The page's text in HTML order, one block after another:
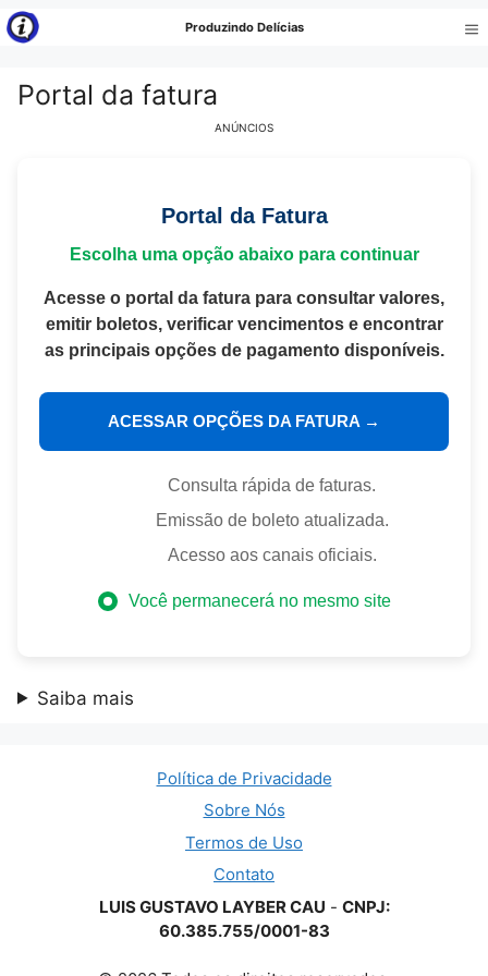
Pular
para
conteúdo
Produzindo Delícias
Portal da fatura
ANÚNCIOS
Portal da Fatura
Escolha uma opção abaixo para continuar
Acesse o portal da fatura para consultar valores,
emitir boletos, verificar vencimentos e encontrar
as principais opções de pagamento disponíveis.
ACESSAR OPÇÕES DA FATURA →
Consulta rápida de faturas.
Emissão de boleto atualizada.
Acesso aos canais oficiais.
Você permanecerá no mesmo site
Saiba mais
Política de Privacidade
Sobre Nós
Termos de Uso
Contato
LUIS GUSTAVO LAYBER CAU - CNPJ:
60.385.755/0001-83